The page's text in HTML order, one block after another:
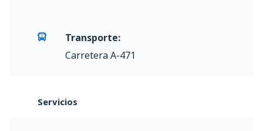
Transporte:
Carretera A-471
Servicios